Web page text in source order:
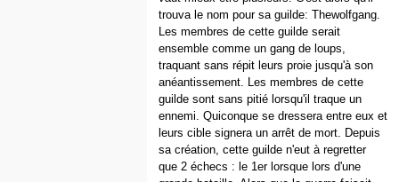
trouva le nom pour sa guilde: Thewolfgang.
Les membres de cette guilde serait
ensemble comme un gang de loups,
traquant sans répit leurs proie jusqu'à son
anéantissement. Les membres de cette
guilde sont sans pitié lorsqu'il traque un
ennemi. Quiconque se dressera entre eux et
leurs cible signera un arrêt de mort. Depuis
sa création, cette guilde n'eut à regretter
que 2 échecs : le 1er lorsque lors d'une